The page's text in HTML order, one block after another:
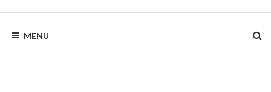
MENU